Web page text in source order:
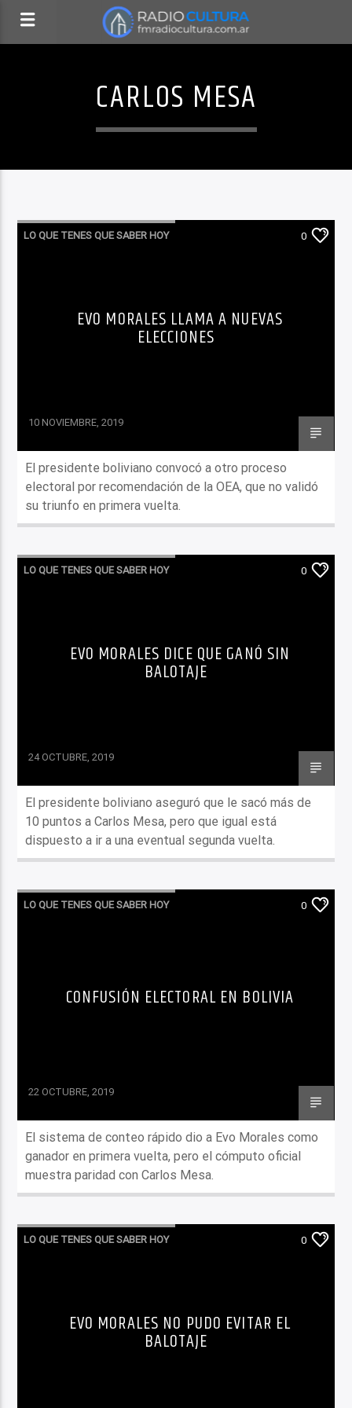
CARLOS MESA
LO QUE TENES QUE SABER HOY 0
EVO MORALES LLAMA A NUEVAS
ELECCIONES
10 NOVIEMBRE, 2019
El presidente boliviano convocó a otro proceso
electoral por recomendación de la OEA, que no validó
su triunfo en primera vuelta.
LO QUE TENES QUE SABER HOY 0
EVO MORALES DICE QUE GANÓ SIN
BALOTAJE
24 OCTUBRE, 2019
El presidente boliviano aseguró que le sacó más de
10 puntos a Carlos Mesa, pero que igual está
dispuesto a ir a una eventual segunda vuelta.
LO QUE TENES QUE SABER HOY 0
CONFUSIÓN ELECTORAL EN BOLIVIA
22 OCTUBRE, 2019
El sistema de conteo rápido dio a Evo Morales como
ganador en primera vuelta, pero el cómputo oficial
muestra paridad con Carlos Mesa.
LO QUE TENES QUE SABER HOY 0
EVO MORALES NO PUDO EVITAR EL
BALOTAJE